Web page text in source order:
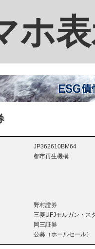
ホ
JP362610BM64
都市再生機構
野村證券
三菱UFJモルガン・ス
岡三証券
公募（ホールセール）